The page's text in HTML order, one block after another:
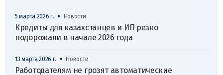
5 марта 2026 г. • Новости
Кредиты для казахстанцев и ИП резко
подорожали в начале 2026 года
13 марта 2026 г. • Новости
Работодателям не грозят автоматические